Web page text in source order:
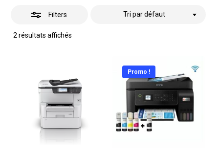
Filters
2 résultats affichés
Tri par défaut
Promo !